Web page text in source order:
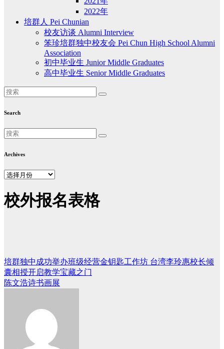
2022年
培群人 Pei Chunian
校友访谈 Alumni Interview
笨珍培群独中校友会 Pei Chun High School Alumni
Association
初中毕业生 Junior Middle Graduates
高中毕业生 Senior Middle Graduates
Search
Archives
Archives
校外报名表格
文
章
培群独中成功举办班级经营金钥匙工作坊 台湾李玲惠校长倾
囊相授开启教学宝藏之门
陈文浩诗书画展